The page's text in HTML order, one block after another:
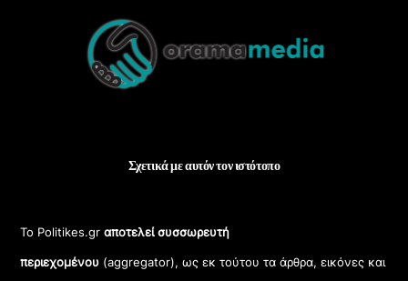
Top
Σχετικά με αυτόν τον ιστότοπο
Το Politikes.grαποτελεί συσσωρευτή
περιεχομένου (aggregator), ως εκ τούτου τα άρθρα, εικόνες και